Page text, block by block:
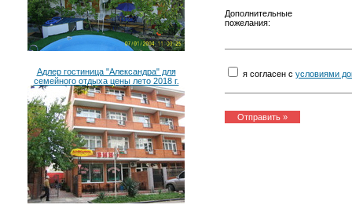
Адлер гостиница "Александра" для
семейного отдыха цены лето 2018 г.
Дополнительные
пожелания:
я согласен с условиями